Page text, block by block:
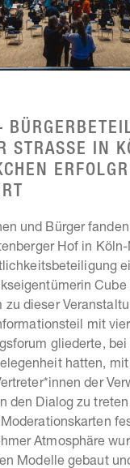
STRASSE IN
und Bürger
Hof in
Cube
zu dieser
mit
gliederte, bei
hatten,
der
den Dialog zu
Atmosphäre
Modelle gebaut